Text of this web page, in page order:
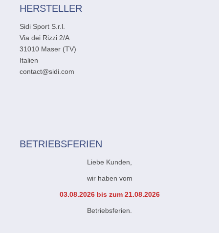
HERSTELLER
Sidi Sport S.r.l.
Via dei Rizzi 2/A
31010 Maser (TV)
Italien
contact@sidi.com
BETRIEBSFERIEN
Liebe Kunden,
wir haben vom
03.08.2026 bis zum 21.08.2026
Betriebsferien.